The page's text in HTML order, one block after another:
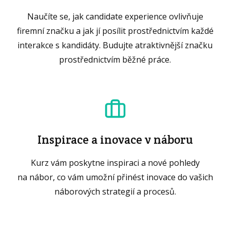
Naučíte se, jak candidate experience ovlivňuje
firemní značku a jak jí posílit prostřednictvím každé
interakce s kandidáty. Budujte atraktivnější značku
prostřednictvím běžné práce.
Inspirace a inovace v náboru
Kurz vám poskytne inspiraci a nové pohledy
na nábor, co vám umožní přinést inovace do vašich
náborových strategií a procesů.